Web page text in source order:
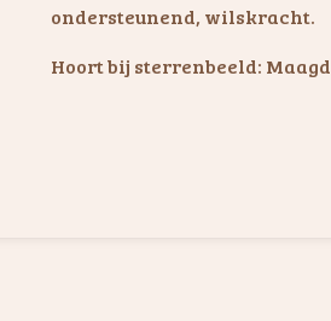
ondersteunend, wilskracht.
Hoort bij sterrenbeeld: Maagd